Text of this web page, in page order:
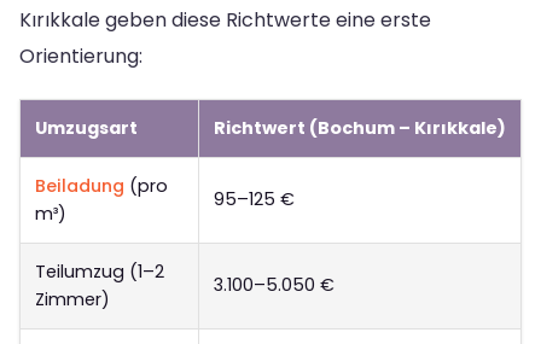
Kırıkkale geben diese Richtwerte eine erste
Orientierung:
Umzugsart Richtwert (Bochum – Kırıkkale)
Beiladung (pro
m³)
95–125 €
Teilumzug (1–2
Zimmer)
3.100–5.050 €